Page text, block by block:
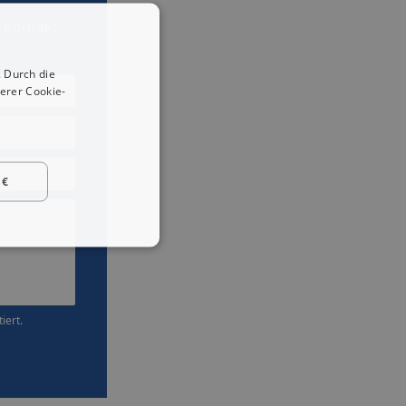
die
Cookie-